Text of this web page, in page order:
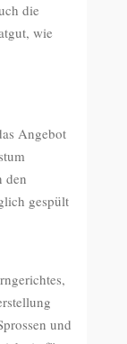
die
wie
Angebot
den
gespült
und